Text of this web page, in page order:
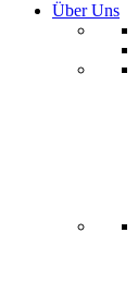
Über Uns